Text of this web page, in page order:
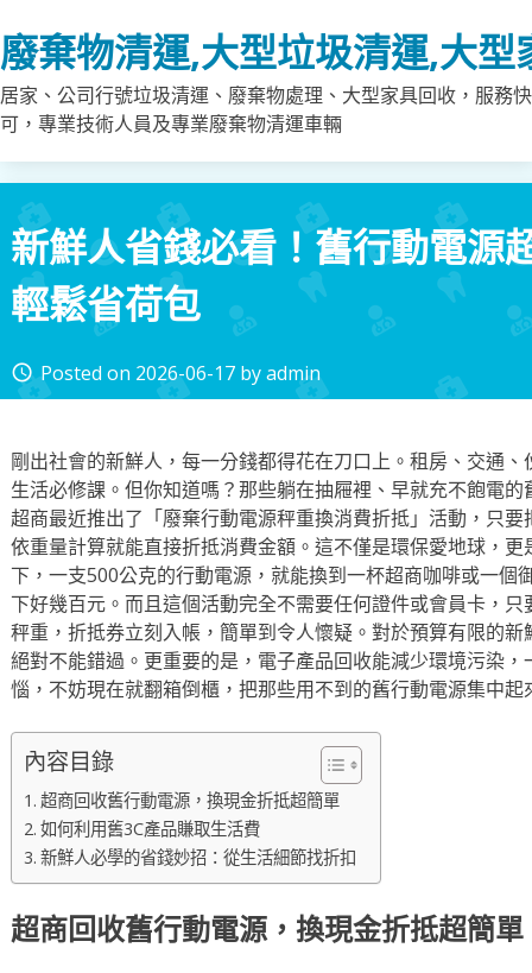
to
content
廢棄物清運,大型垃圾清運,大
居家、公司行號垃圾清運、廢棄物處理、大型家具回收，服務
可，專業技術人員及專業廢棄物清運車輛
新鮮人省錢必看！舊行動電源
輕鬆省荷包
access_time Posted on 2026-06-17 byadmin
剛出社會的新鮮人，每一分錢都得花在刀口上。租房、交通
生活必修課。但你知道嗎？那些躺在抽屜裡、早就充不飽電
超商最近推出了「廢棄行動電源秤重換消費折抵」活動，只
依重量計算就能直接折抵消費金額。這不僅是環保愛地球，
下，一支500公克的行動電源，就能換到一杯超商咖啡或一個
下好幾百元。而且這個活動完全不需要任何證件或會員卡，
秤重，折抵券立刻入帳，簡單到令人懷疑。對於預算有限的
絕對不能錯過。更重要的是，電子產品回收能減少環境污染
惱，不妨現在就翻箱倒櫃，把那些用不到的舊行動電源集中
內容目錄
超商回收舊行動電源，換現金折抵超簡單
如何利用舊3C產品賺取生活費
新鮮人必學的省錢妙招：從生活細節找折扣
超商回收舊行動電源，換現金折抵超簡單